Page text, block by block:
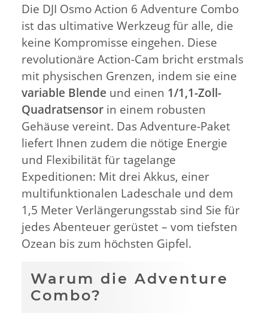
Die DJI Osmo Action 6 Adventure Combo
ist das ultimative Werkzeug für alle, die
keine Kompromisse eingehen. Diese
revolutionäre Action-Cam bricht erstmals
mit physischen Grenzen, indem sie eine
variable Blende und einen 1/1,1-Zoll-
Quadratsensor in einem robusten
Gehäuse vereint. Das Adventure-Paket
liefert Ihnen zudem die nötige Energie
und Flexibilität für tagelange
Expeditionen: Mit drei Akkus, einer
multifunktionalen Ladeschale und dem
1,5 Meter Verlängerungsstab sind Sie für
jedes Abenteuer gerüstet – vom tiefsten
Ozean bis zum höchsten Gipfel.
Warum die Adventure
Combo?